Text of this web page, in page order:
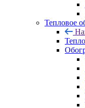
Тепловое